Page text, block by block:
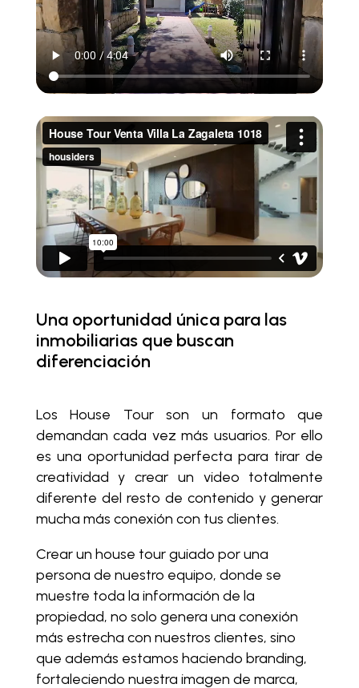
Una oportunidad única para las
inmobiliarias que buscan
diferenciación
Los House Tour son un formato que
demandan cada vez más usuarios. Por ello
es una oportunidad perfecta para tirar de
creatividad y crear un video totalmente
diferente del resto de contenido y generar
mucha más conexión con tus clientes.
Crear un house tour guiado por una
persona de nuestro equipo, donde se
muestre toda la información de la
propiedad, no solo genera una conexión
más estrecha con nuestros clientes, sino
que además estamos haciendo branding,
fortaleciendo nuestra imagen de marca,